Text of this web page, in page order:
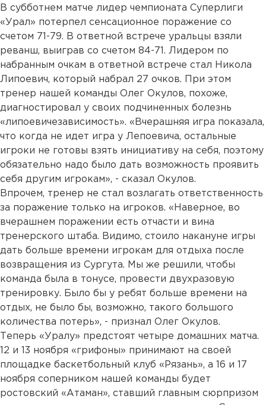
В субботнем матче лидер чемпионата Суперлиги
«Урал» потерпел сенсационное поражение со
счетом 71-79. В ответной встрече уральцы взяли
реванш, выиграв со счетом 84-71. Лидером по
набранным очкам в ответной встрече стал Никола
Липоевич, который набрал 27 очков. При этом
тренер нашей команды Олег Окулов, похоже,
диагностировал у своих подчиненных болезнь
«липоевичезависимость». «Вчерашняя игра показала,
что когда не идет игра у Лепоевича, остальные
игроки не готовы взять инициативу на себя, поэтому
обязательно надо было дать возможность проявить
себя другим игрокам», - сказал Окулов.
Впрочем, тренер не стал возлагать ответственность
за поражение только на игроков. «Наверное, во
вчерашнем поражении есть отчасти и вина
тренерского штаба. Видимо, стоило накануне игры
дать больше времени игрокам для отдыха после
возвращения из Сургута. Мы же решили, чтобы
команда была в тонусе, провести двухразовую
тренировку. Было бы у ребят больше времени на
отдых, не было бы, возможно, такого большого
количества потерь», - признал Олег Окулов.
Теперь «Уралу» предстоят четыре домашних матча.
12 и 13 ноября «грифоны» принимают на своей
площадке баскетбольный клуб «Рязань», а 16 и 17
ноября соперником нашей команды будет
ростовский «Атаман», ставший главным сюрпризом